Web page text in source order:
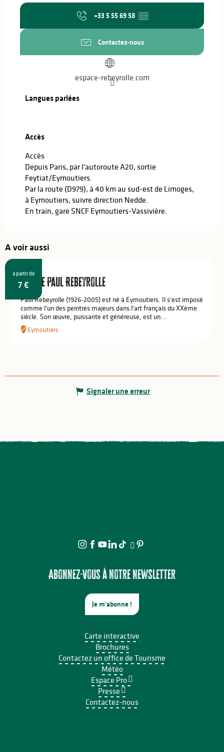
+33 5 55 69 58 ▒▒
Contactez-nous
espace-rebeyrolle.com
Langues parlées
Langues parlées
Accès
Accès
Accès
Depuis Paris, par l'autoroute A20, sortie
Feytiat/Eymoutiers.
Par la route (D979), à 40 km au sud-est de Limoges,
à Eymoutiers, suivre direction Nedde.
En train, gare SNCF Eymoutiers-Vassivière.
A voir aussi
à partir de
7€
Espace Paul Rebeyrolle
Paul Rebeyrolle (1926-2005) est né à Eymoutiers. Il s'est imposé
comme l'un des peintres majeurs dans l'art français du XXème
siècle. Son œuvre, puissante et généreuse, est un...
Eymoutiers
Signaler une erreur
Abonnez-vous à notre newsletter
Je m'abonne !
Carte interactive
Brochures
Contactez un office de Tourisme
Météo
Espace Pro
Presse
Contactez-nous